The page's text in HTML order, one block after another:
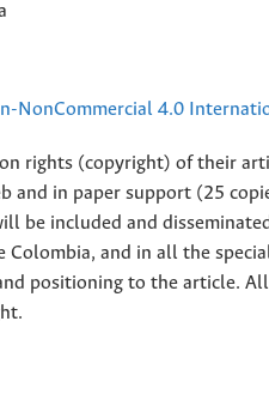
NonCommercial 4.0
rights (copyright) of their
in paper support (25
be included and
and in all the
positioning to the article.